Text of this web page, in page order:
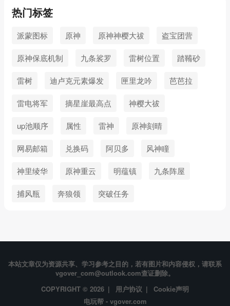
热门标签
派蒙图标 原神 原神神樱大祓 盗宝团营
原神保底机制 九条裟罗 雷树位置 踏鞴砂
雷树 迪卢克元素爆发 匣里龙吟 芭芭拉
雷电将军 摘星崖最高点 神樱大祓
up池顺序 属性 雷神 原神刻晴
网易邮箱 兑换码 阿贝多 风神瞳
神里绫华 原神重云 明蕴镇 九条阵屋
捕风瓶 奔狼领 突破任务
本站文章仅为资源共享、学习参考之目的，若有图片和内容侵权，请联系
vgover_com@outlook.com查证删除。
COPYRIGHT © 2026 | 用户协议 | Cookie声明
电玩帮 - vgover.com